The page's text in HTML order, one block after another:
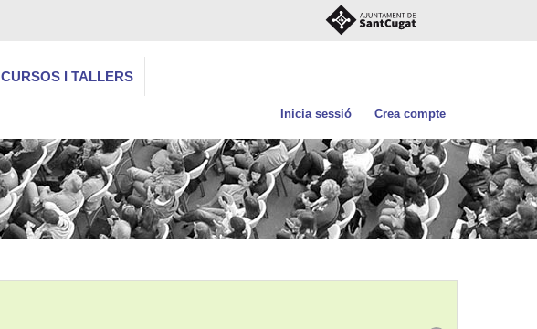
CURSOS I TALLERS
Inicia sessió Crea compte